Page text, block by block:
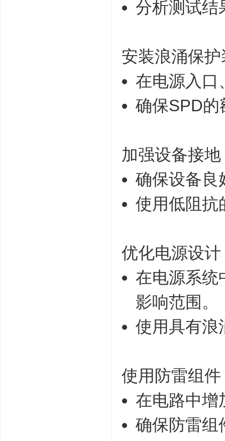
分析测试结
安装浪涌保
在电源入口
确保SPD的
加强设备接地
确保设备良
使用低阻抗
优化电源设计
在电源系统
影响范围。
使用具有浪
使用防雷组件
在电路中增
确保防雷组